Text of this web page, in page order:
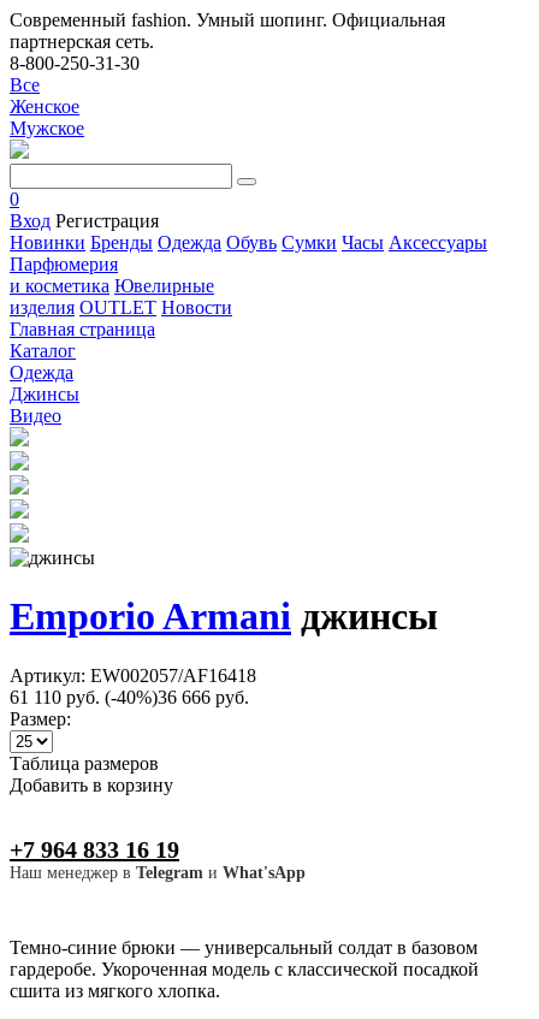
Современный fashion. Умный шопинг. Официальная
партнерская сеть.
8-800-250-31-30
Все
Женское
Мужское
0
Вход Регистрация
Новинки Бренды Одежда Обувь Сумки Часы Аксессуары
Парфюмерия
и косметика Ювелирные
изделия OUTLET Новости
Главная страница
Каталог
Одежда
Джинсы
Видео
Emporio Armani джинсы
Артикул: EW002057/AF16418
61 110 руб. (-40%)36 666 руб.
Размер:
Таблица размеров
Добавить в корзину
+7 964 833 16 19
Наш менеджер в Telegram и What'sApp
Темно-синие брюки — универсальный солдат в базовом
гардеробе. Укороченная модель с классической посадкой
сшита из мягкого хлопка.